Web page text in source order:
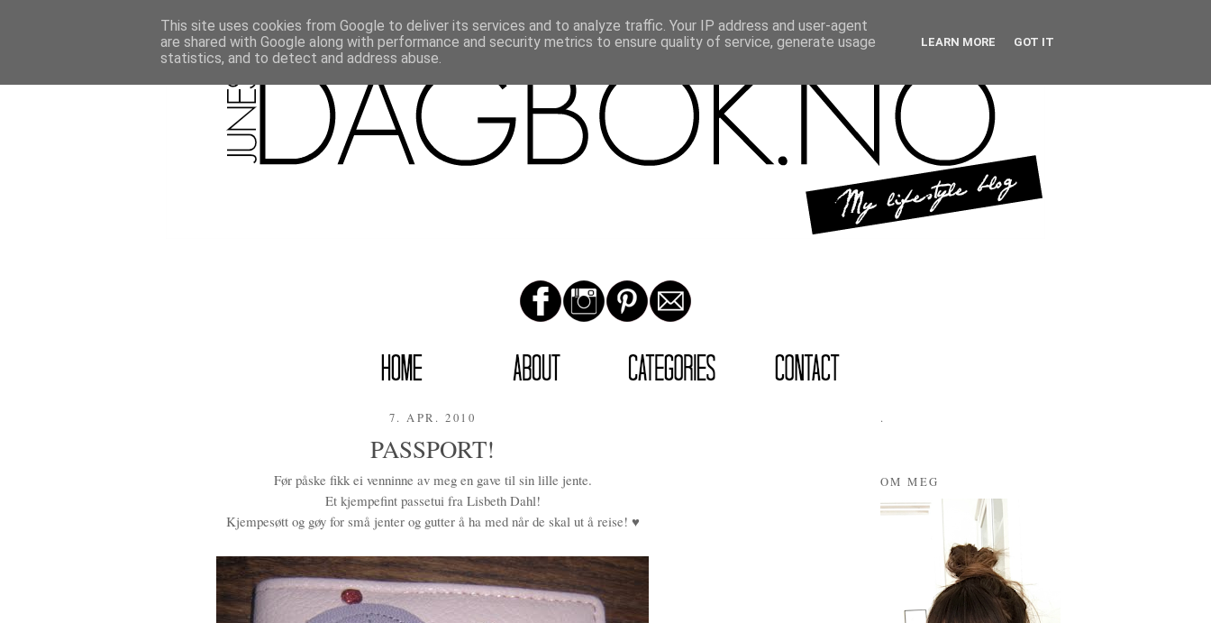
7. APR. 2010
PASSPORT!
Før påske fikk ei venninne av meg en gave til sin lille jente.
Et kjempefint passetui fra Lisbeth Dahl!
Kjempesøtt og gøy for små jenter og gutter å ha med når de skal ut å reise! ♥
.
OM MEG
This site uses cookies from Google to deliver its services and to analyze traffic. Your IP address and user-agent
are shared with Google along with performance and security metrics to ensure quality of service, generate usage
statistics, and to detect and address abuse.
LEARN MORE GOT IT